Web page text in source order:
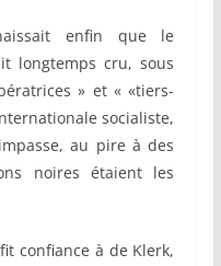
enfin que le
longtemps cru, sous
» et « «tiers-
socialiste,
au pire à des
noires étaient les
confiance à de Klerk,